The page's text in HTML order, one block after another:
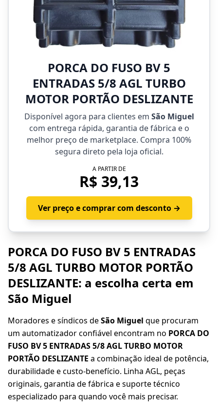
PORCA DO FUSO BV 5
ENTRADAS 5/8 AGL TURBO
MOTOR PORTÃO DESLIZANTE
Disponível agora para clientes em São Miguel
com entrega rápida, garantia de fábrica e o
melhor preço de marketplace. Compra 100%
segura direto pela loja oficial.
A PARTIR DE
R$ 39,13
Ver preço e comprar com desconto →
PORCA DO FUSO BV 5 ENTRADAS
5/8 AGL TURBO MOTOR PORTÃO
DESLIZANTE: a escolha certa em
São Miguel
Moradores e síndicos deSão Miguel que procuram
um automatizador confiável encontram no PORCA DO
FUSO BV 5 ENTRADAS 5/8 AGL TURBO MOTOR
PORTÃO DESLIZANTE a combinação ideal de potência,
durabilidade e custo-benefício. Linha AGL, peças
originais, garantia de fábrica e suporte técnico
especializado para quando você mais precisar.